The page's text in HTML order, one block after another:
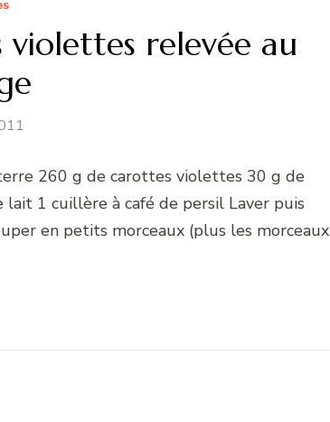
relevée au
260 g de carottes violettes 30 g de
1 cuillère à café de persil Laver puis
en petits morceaux (plus les morceaux